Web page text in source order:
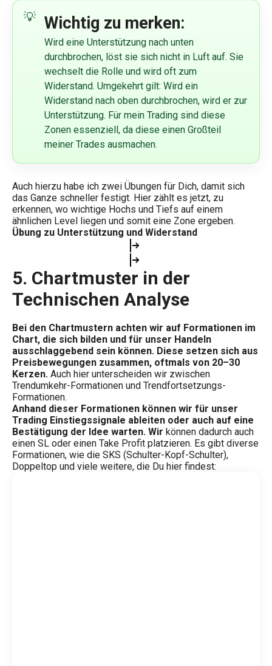
Wichtig zu merken:
Wird eine Unterstützung nach unten
durchbrochen, löst sie sich nicht in Luft auf. Sie
wechselt die Rolle und wird oft zum
Widerstand. Umgekehrt gilt: Wird ein
Widerstand nach oben durchbrochen, wird er zur
Unterstützung. Für mein Trading sind diese
Zonen essenziell, da diese einen Großteil
meiner Trades ausmachen.
Auch hierzu habe ich zwei Übungen für Dich, damit sich
das Ganze schneller festigt. Hier zählt es jetzt, zu
erkennen, wo wichtige Hochs und Tiefs auf einem
ähnlichen Level liegen und somit eine Zone ergeben.
Übung zu Unterstützung und Widerstand
5. Chartmuster in der
Technischen Analyse
Bei den Chartmustern achten wir auf Formationen im
Chart, die sich bilden und für unser Handeln
ausschlaggebend sein können. Diese setzen sich aus
Preisbewegungen zusammen, oftmals von 20–30
Kerzen. Auch hier unterscheiden wir zwischen
Trendumkehr-Formationen und Trendfortsetzungs-
Formationen.
Anhand dieser Formationen können wir für unser
Trading Einstiegssignale ableiten oder auch auf eine
Bestätigung der Idee warten. Wir können dadurch auch
einen SL oder einen Take Profit platzieren. Es gibt diverse
Formationen, wie die SKS (Schulter-Kopf-Schulter),
Doppeltop und viele weitere, die Du hier findest: